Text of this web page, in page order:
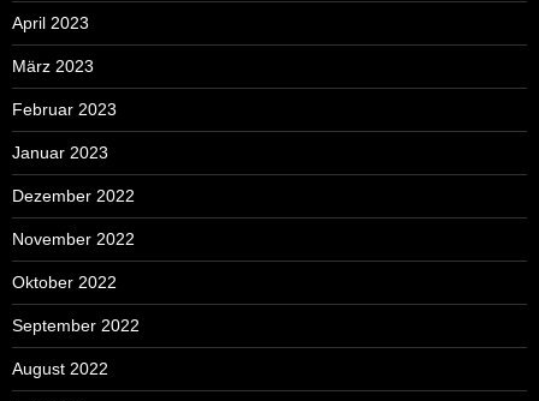
April 2023
März 2023
Februar 2023
Januar 2023
Dezember 2022
November 2022
Oktober 2022
September 2022
August 2022